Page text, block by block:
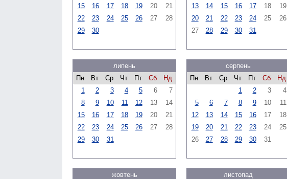
15
16 17 18 19 20
21
22
23 24 25 26 27
28
29
30
13
14 15 16 17 18
19
20
21 22 23 24 25
26
27
28 29 30 31
липень
Пн
Вт Ср Чт Пт Сб
Нд
1
2 3 4 5 6
7
8
9 10 11 12 13
14
15
16 17 18 19 20
21
22
23 24 25 26 27
28
29
30 31
серпень
Пн
Вт Ср Чт Пт Сб
Нд
1
2 3
4
5
6 7 8 9 10
11
12
13 14 15 16 17
18
19
20 21 22 23 24
25
26
27 28 29 30 31
жовтень
листопад